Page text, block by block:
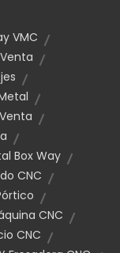
VMC
Box Way
CNC
CNC
CNC